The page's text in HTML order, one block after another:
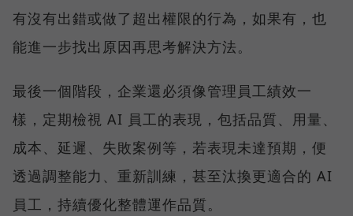
有沒有出錯或做了超出權限的行為，如果有，也
能進一步找出原因再思考解決方法。
最後一個階段，企業還必須像管理員工績效一
樣，定期檢視 AI 員工的表現，包括品質、用量、
成本、延遲、失敗案例等，若表現未達預期，便
透過調整能力、重新訓練，甚至汰換更適合的 AI
員工，持續優化整體運作品質。